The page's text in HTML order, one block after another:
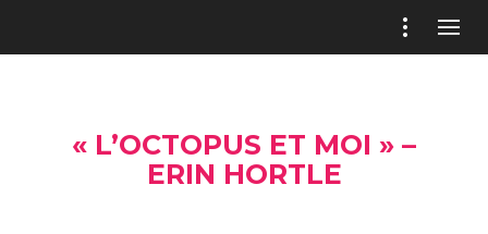
« L’OCTOPUS ET MOI » –
ERIN HORTLE